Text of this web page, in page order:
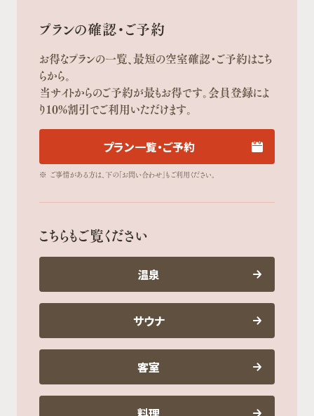
プランの確認・ご予約
お得なプランの一覧、最短の空室確認・ご予約はこち
らから。
当サイトからのご予約が最もお得です。会員登録によ
り10%割引でご利用いただけます。
プラン一覧・ご予約
※ ご事情がある方は、下の「お問い合わせ」もご利用ください。
こちらもご覧ください
温泉
サウナ
客室